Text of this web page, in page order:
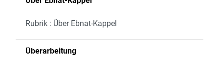
Rubrik : Über Ebnat-Kappel
Überarbeitung